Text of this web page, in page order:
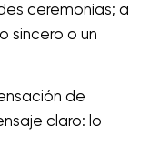
ceremonias; a
sincero o un
de
claro: lo